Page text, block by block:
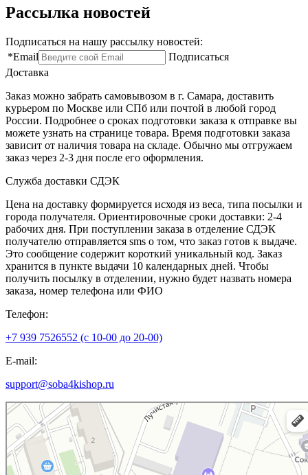
Рассылка новостей
Подписаться на нашу рассылку новостей:
*Email
Подписаться
Доставка
Заказ можно забрать самовывозом в г. Самара, доставить
курьером по Москве или СПб или почтой в любой город
России. Подробнее о сроках подготовки заказа к отправке вы
можете узнать на странице товара. Время подготовки заказа
зависит от наличия товара на складе. Обычно мы отгружаем
заказ через 2-3 дня после его оформления.
Служба доставки СДЭК
Цена на доставку формируется исходя из веса, типа посылки и
города получателя. Ориентировочные сроки доставки: 2-4
рабочих дня. При поступлении заказа в отделение СДЭК
получателю отправляется sms о том, что заказ готов к выдаче.
Это сообщение содержит короткий уникальный код. Заказ
хранится в пункте выдачи 10 календарных дней. Чтобы
получить посылку в отделении, нужно будет назвать номера
заказа, номер телефона или ФИО
Телефон:
+7 939 7526552 (с 10-00 до 20-00)
E-mail:
support@soba4kishop.ru